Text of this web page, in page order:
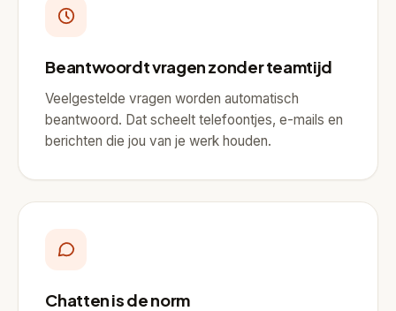
Beantwoordt vragen zonder teamtijd
Veelgestelde vragen worden automatisch
beantwoord. Dat scheelt telefoontjes, e-mails en
berichten die jou van je werk houden.
Chatten is de norm